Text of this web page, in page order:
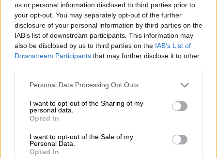
us or personal information disclosed to third parties prior to
your opt-out. You may separately opt-out of the further
disclosure of your personal information by third parties on the
IAB’s list of downstream participants. This information may
also be disclosed by us to third parties on the IAB’s List of
Downstream Participants that may further disclose it to other
Personal Data Processing Opt Outs
I want to opt-out of the Sharing of my
personal data.
Opted In
I want to opt-out of the Sale of my
Personal Data.
Opted In
05.08.2026 - 12:33
Ε.Ε και παράνομη μετανάστευση: προτάσεις και δράσεις με
παρονομαστή το κοινό συμφέρον
05.08.2026 - 12:11
Αντώνης Βουκλαρής - «ΕΡΡΙΚΟΣ ΝΤΥΝΑΝ»
05.08.2026 - 11:30
Η νέα εποχή στην εκπαίδευση των ασφαλιστικών
διαμεσολαβητών
05.08.2026 - 10:50
Ξεκινούν οι αιτήσεις στο vouchers.gov.gr για το Πρόγραμμα
«Τουρισμός για όλους 2026-2027»